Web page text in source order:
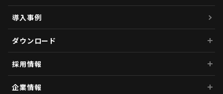
導入事例
ダウンロード
採用情報
企業情報